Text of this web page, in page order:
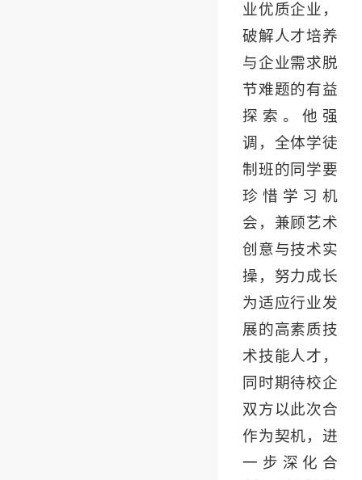
业优质企业，
破解人才培养
与企业需求脱
节难题的有益
探索。他强
调，全体学徒
制班的同学要
珍惜学习机
会，兼顾艺术
创意与技术实
操，努力成长
为适应行业发
展的高素质技
术技能人才，
同时期待校企
双方以此次合
作为契机，进
一步深化合